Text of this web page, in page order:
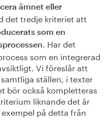
ämnet eller
det tredje kriteriet att
som en
. Har det
som en integrerad
Vi föreslår att
ställen, i texter
bör också kompletteras
liknande det är
på detta från